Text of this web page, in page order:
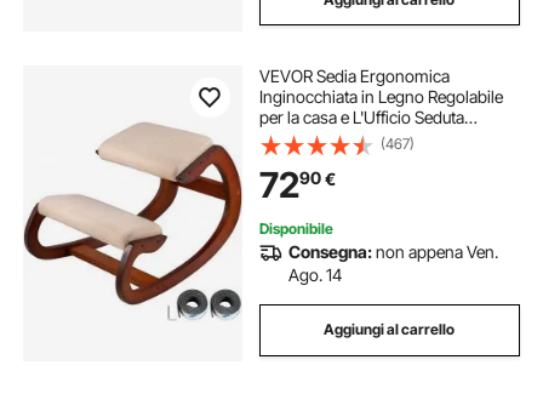
VEVOR Sedia Ergonomica
Inginocchiata in Legno Regolabile
per la casa e L'Ufficio Seduta
Ergonomica Marrone
(467)
7290€
Disponibile
Consegna:non appena Ven.
Ago. 14
Aggiungi al carrello